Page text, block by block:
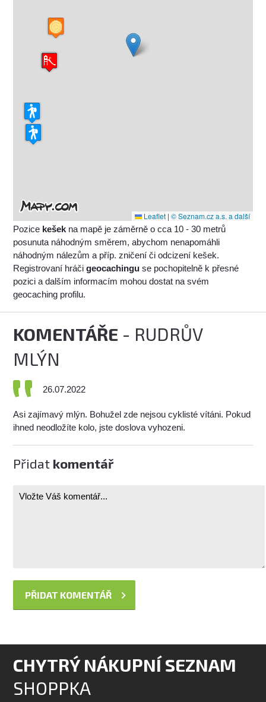
Leaflet | © Seznam.cz a.s. a další
Pozice kešek na mapě je záměrně o cca 10 - 30 metrů
posunuta náhodným směrem, abychom nenapomáhli
náhodným nálezům a příp. zničení či odcizení kešek.
Registrovaní hráčigeocachingu se pochopitelně k přesné
pozici a dalším informacím mohou dostat na svém
geocaching profilu.
KOMENTÁŘE - RUDRŮV
MLÝN
26.07.2022
Asi zajímavý mlýn. Bohužel zde nejsou cyklisté vítáni. Pokud
ihned neodložíte kolo, jste doslova vyhozeni.
Přidat komentář
CHYTRÝ NÁKUPNÍ SEZNAM
SHOPPKA